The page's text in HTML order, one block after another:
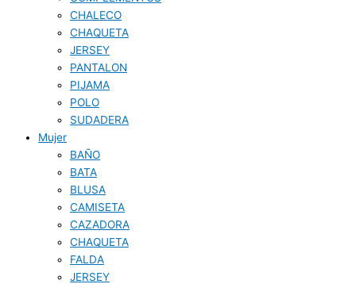
CHALECO
CHAQUETA
JERSEY
PANTALON
PIJAMA
POLO
SUDADERA
Mujer
BAÑO
BATA
BLUSA
CAMISETA
CAZADORA
CHAQUETA
FALDA
JERSEY